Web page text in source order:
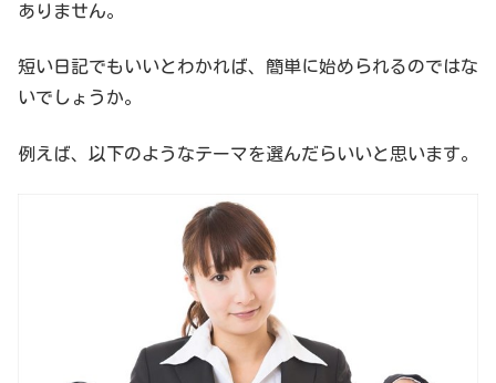
ありません。
短い日記でもいいとわかれば、簡単に始められるのではな
いでしょうか。
例えば、以下のようなテーマを選んだらいいと思います。